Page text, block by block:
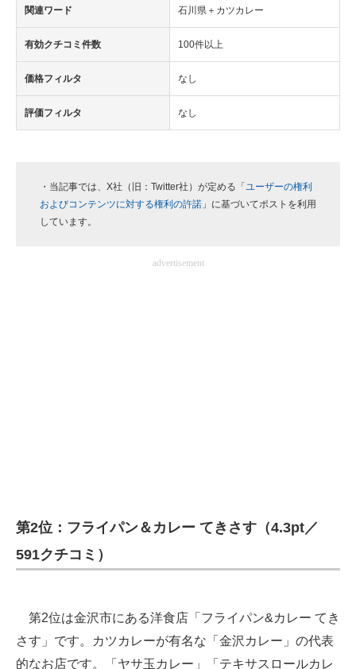
関連ワード 石川県＋カツカレー
有効クチコミ件数 100件以上
価格フィルタ なし
評価フィルタ なし
・当記事では、X社（旧：Twitter社）が定める「 ユーザーの権利
およびコンテンツに対する権利の許諾 」に基づいてポストを利用
しています。
advertisement
第2位：フライパン＆カレー てきさす（4.3pt／
591クチコミ）
第2位は金沢市にある洋食店「フライパン&カレー てき
さす」です。カツカレーが有名な「金沢カレー」の代表
的なお店です。「ヤサ玉カレー」「テキサスロールカレ